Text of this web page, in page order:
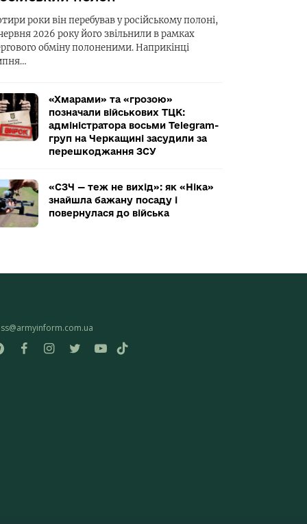
роки він перебував у російському полоні,
2026 року його звільнили в рамках
обміну полоненими. Наприкінці
«Хмарами» та «грозою»
позначали військових ТЦК:
адміністратора восьми Telegram-
груп на Черкащині засудили за
перешкоджання ЗСУ
«СЗЧ — теж не вихід»: як «Ніка»
знайшла бажану посаду і
повернулася до війська